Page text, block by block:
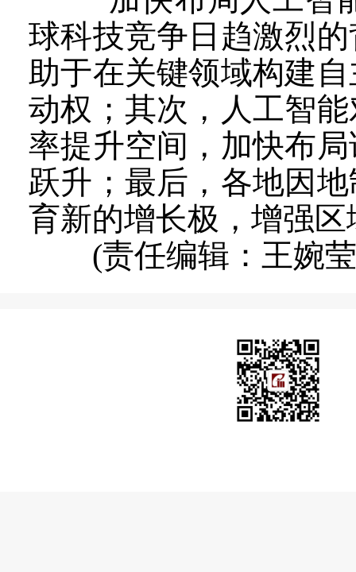
球科技竞争日趋激烈
助于在关键领域构建
动权；其次，人工智
率提升空间，加快布
跃升；最后，各地因
育新的增长极，增强
(责任编辑：王婉